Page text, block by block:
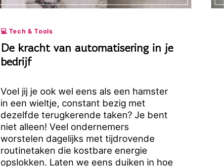
💻 Tech & Tools
De kracht van automatisering in je
bedrijf
Voel jij je ook wel eens als een hamster
in een wieltje, constant bezig met
dezelfde terugkerende taken? Je bent
niet alleen! Veel ondernemers
worstelen dagelijks met tijdrovende
routinetaken die kostbare energie
opslokken. Laten we eens duiken in hoe